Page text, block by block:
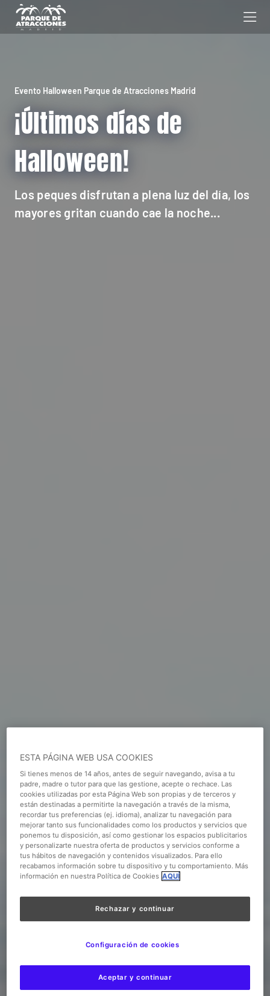
Evento Halloween Parque de Atracciones Madrid
¡Últimos días de
Halloween!
Los peques disfrutan a plena luz del día, los
mayores gritan cuando cae la noche...
ESTA PÁGINA WEB USA COOKIES
Si tienes menos de 14 años, antes de seguir navegando, avisa a tu
padre, madre o tutor para que las gestione, acepte o rechace. Las
cookies utilizadas por esta Página Web son propias y de terceros y
están destinadas a permitirte la navegación a través de la misma,
recordar tus preferencias (ej. idioma), analizar tu navegación para
mejorar tanto sus funcionalidades como los productos y servicios que
ponemos tu disposición, así como gestionar los espacios publicitarios
y personalizarte nuestra oferta de productos y servicios conforme a
tus hábitos de navegación y contenidos visualizados. Para ello
recabamos información sobre tu dispositivo y tu comportamiento. Más
información en nuestra Política de Cookies AQUÍ
Rechazar y continuar
Aceptar y continuar
Configuración de cookies